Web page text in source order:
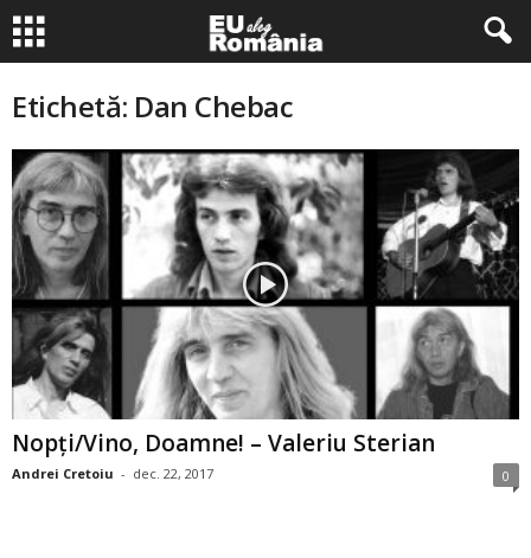
Etichetă: Dan Chebac
Nopţi/Vino, Doamne! – Valeriu Sterian
Andrei Cretoiu - dec. 22, 2017 0